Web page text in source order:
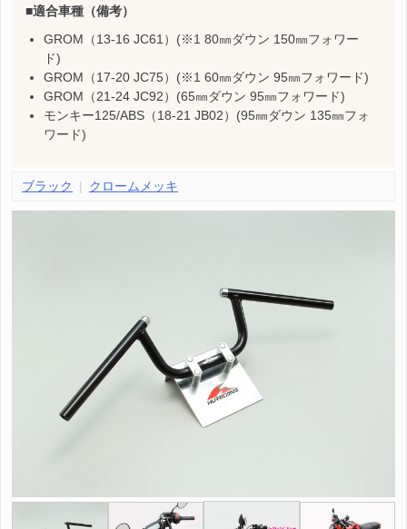
適合車種（備考）
GROM（13-16 JC61）(※1 80㎜ダウン 150㎜フォワー
ド)
GROM（17-20 JC75）(※1 60㎜ダウン 95㎜フォワード)
GROM（21-24 JC92）(65㎜ダウン 95㎜フォワード)
モンキー125/ABS（18-21 JB02）(95㎜ダウン 135㎜フォ
ワード)
ブラック クロームメッキ